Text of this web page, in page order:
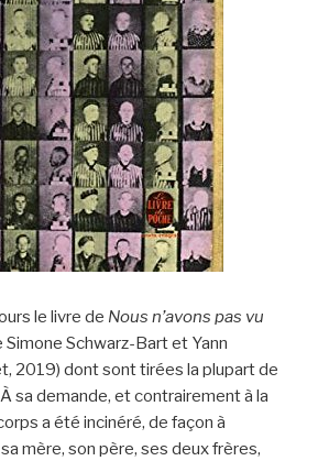
le livre de Nous n’avons pas vu
Simone Schwarz-Bart et Yann
2019) dont sont tirées la plupart de
sa demande, et contrairement à la
a été incinéré, de façon à
mère, son père, ses deux frères,